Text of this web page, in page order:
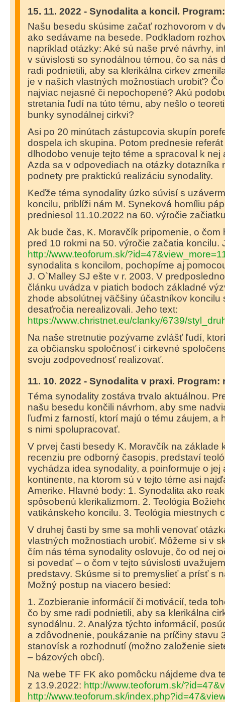
15. 11. 2022 - Synodalita a koncil.
Našu besedu skúsime začať rozhovorom v
ako sedávame na besede. Podkladom
napríklad otázky: Aké sú naše prvé návrhy,
v súvislosti so synodálnou témou, čo sa nás
radi podnietili, aby sa klerikálna cirkev
je v našich vlastných možnostiach urobiť?
najviac nejasné či nepochopené? Akú
stretania ľudí na túto tému, aby nešlo o
bunky synodálnej cirkvi?
Asi po 20 minútach zástupcovia skupín
dospela ich skupina. Potom prednesie
dlhodobo venuje tejto téme a spracoval k nej
Azda sa v odpovediach na otázky dotazníka
podnety pre praktickú realizáciu synodality.
Keďže téma synodality úzko súvisí s
koncilu, priblíži nám M. Syneková homíliu
predniesol 11.10.2022 na 60. výročie
Ak bude čas, K. Moravčík pripomenie, o čom
pred 10 rokmi na 50. výročie začatia koncilu.
http://www.teoforum.sk/
synodalita s koncilom, pochopíme aj
J. O`Malley SJ ešte v r. 2003. V
článku uvádza v piatich bodoch základné
zhode absolútnej väčšiny účastníkov koncilu
desaťročia nerealizovali. Jeho text:
https://www.christnet.eu/clanky/6739/
Na naše stretnutie pozývame zvlášť ľudí,
za občiansku spoločnosť i cirkevné
svoju zodpovednosť realizovať.
11. 10. 2022 - Synodalita v praxi.
Téma synodality zostáva trvalo aktuálnou.
našu besedu končili návrhom, aby sme
ľuďmi z farností, ktorí majú o tému záujem, a
s nimi spolupracovať.
V prvej časti besedy K. Moravčík na základe
recenziu pre odborný časopis, predstaví
vychádza idea synodality, a poinformuje o jej
kontinente, na ktorom sú v tejto téme asi
Amerike. Hlavné body: 1. Synodalita ako
spôsobenú klerikalizmom. 2. Teológia
vatikánskeho koncilu. 3. Teológia miestnych
V druhej časti by sme sa mohli venovať
vlastných možnostiach urobiť. Môžeme si v
čím nás téma synodality oslovuje, čo od nej
si povedať – o čom v tejto súvislosti
predstavy. Skúsme si to premyslieť a prísť s
Možný postup na viacero besied:
1. Zozbieranie informácií či motivácií, teda
čo by sme radi podnietili, aby sa klerikálna
synodálnu. 2. Analýza týchto informácií,
a zdôvodnenie, poukázanie na príčiny stavu
stanovísk a rozhodnutí (možno založenie
– bázových obcí).
Na webe TF FK ako pomôcku nájdeme dva
z 13.9.2022: http://www.teoforum.sk/
http://www.teoforum.sk/